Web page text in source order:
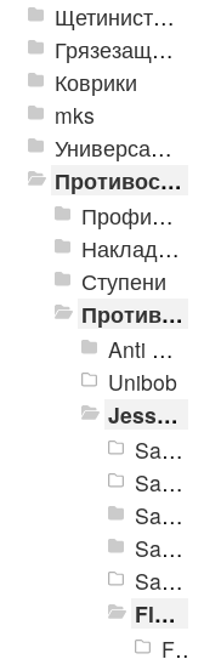
Щетинистые покрытия
Грязезащитные, влаговпитывающие покрытия
Коврики
mks
Универсальные модульные покрытия
Противоскользящая защита для лестниц, профили, ленты
Профили алюминиевые с резиновой вставкой
Накладки противоскользящие резиновые
Ступени
Противоскользящие ленты
Anti Slip Systems
Unibob
Jessup Safety Track
Safety Track 3100
Safety Track 3200
Safety Track 3300
Safety Track 3500
Safety Track 3700
Flex Track 4100
Flex Track 4100B